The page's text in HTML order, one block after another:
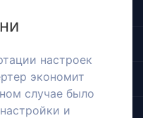
настроек
экономит
случае было
и